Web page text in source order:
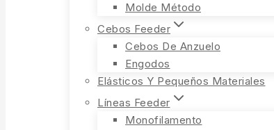
Molde Método
Cebos Feeder
Cebos De Anzuelo
Engodos
Elásticos Y Pequeños Materiales
Líneas Feeder
Monofilamento